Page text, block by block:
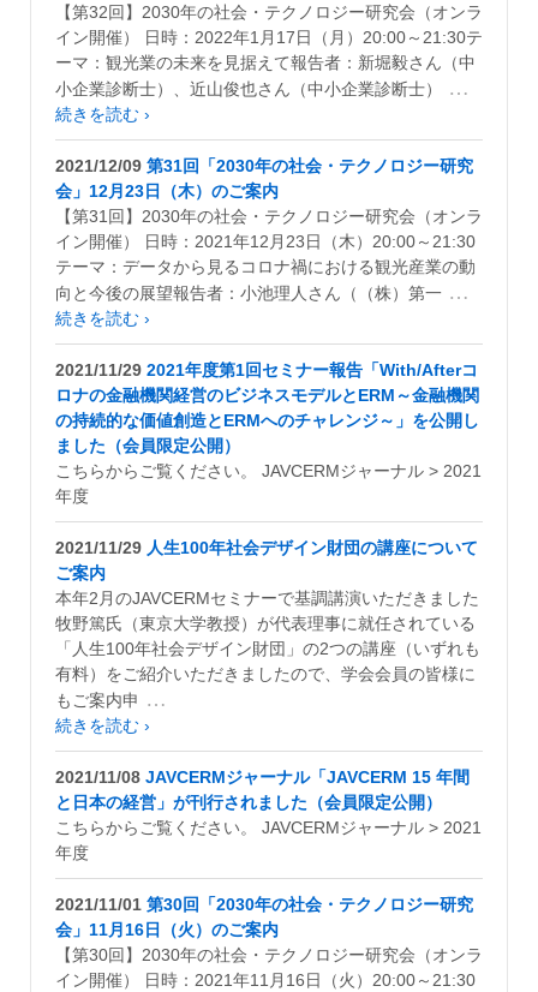
【第32回】2030年の社会・テクノロジー研究会（オンラ
イン開催） 日時：2022年1月17日（月）20:00～21:30テ
ーマ：観光業の未来を見据えて報告者：新堀毅さん（中
小企業診断士）、近山俊也さん（中小企業診断士）
…
続きを読む ›
2021/12/09 第31回「2030年の社会・テクノロジー研究
会」12月23日（木）のご案内
【第31回】2030年の社会・テクノロジー研究会（オンラ
イン開催） 日時：2021年12月23日（木）20:00～21:30
テーマ：データから見るコロナ禍における観光産業の動
向と今後の展望報告者：小池理人さん（（株）第一 …
続きを読む ›
2021/11/29 2021年度第1回セミナー報告「With/Afterコ
ロナの金融機関経営のビジネスモデルとERM～金融機関
の持続的な価値創造とERMへのチャレンジ～」を公開し
ました（会員限定公開）
こちらからご覧ください。 JAVCERMジャーナル > 2021
年度
2021/11/29 人生100年社会デザイン財団の講座について
ご案内
本年2月のJAVCERMセミナーで基調講演いただきました
牧野篤氏（東京大学教授）が代表理事に就任されている
「人生100年社会デザイン財団」の2つの講座（いずれも
有料）をご紹介いただきましたので、学会会員の皆様に
もご案内申 …
続きを読む ›
2021/11/08 JAVCERMジャーナル「JAVCERM 15 年間
と日本の経営」が刊行されました（会員限定公開）
こちらからご覧ください。 JAVCERMジャーナル > 2021
年度
2021/11/01 第30回「2030年の社会・テクノロジー研究
会」11月16日（火）のご案内
【第30回】2030年の社会・テクノロジー研究会（オンラ
イン開催） 日時：2021年11月16日（火）20:00～21:30